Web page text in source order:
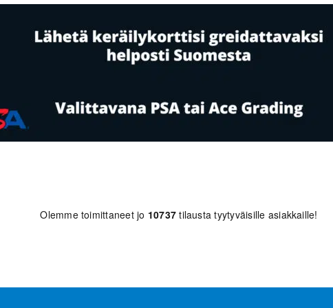
Olemme toimittaneet jo 10737 tilausta tyytyväisille asiakkaille!